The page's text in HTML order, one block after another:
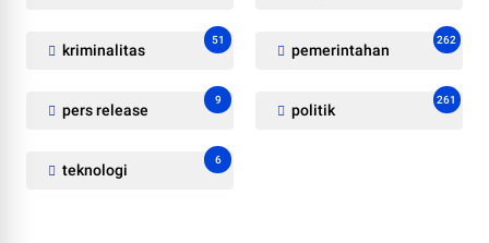
kriminalitas
51
pemerintahan
262
pers release
9
politik
261
teknologi
6